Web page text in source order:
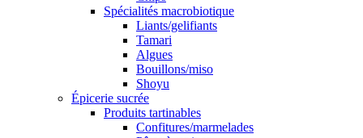
Spécialités macrobiotique
Liants/gelifiants
Tamari
Algues
Bouillons/miso
Shoyu
Épicerie sucrée
Produits tartinables
Confitures/marmelades